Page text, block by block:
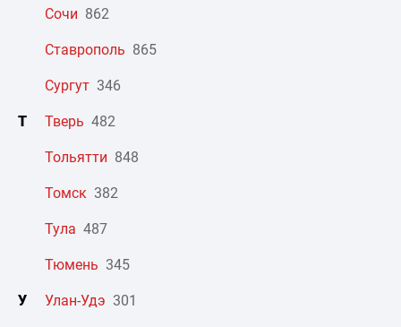
Сочи 862
Ставрополь 865
Сургут 346
Т Тверь 482
Тольятти 848
Томск 382
Тула 487
Тюмень 345
У Улан-Удэ 301